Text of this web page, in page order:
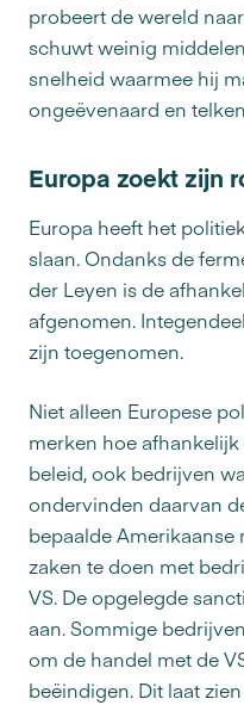
probeert de wereld
schuwt weinig
snelheid waarmee hij
ongeëvenaard en
Europa zoekt zijn
Europa heeft het
slaan. Ondanks de
der Leyen is de
afgenomen.
zijn toegenomen.
Niet alleen Europese
merken hoe
beleid, ook bedrijven
ondervinden daarvan
bepaalde
zaken te doen met
VS. De opgelegde
aan. Sommige
om de handel met de
beëindigen. Dit laat